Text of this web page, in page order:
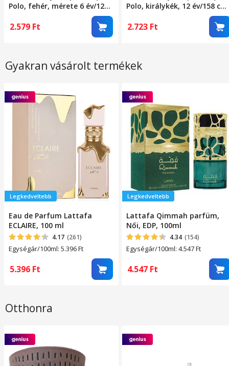
Polo, fehér, mérete 6 év/122
2.579 Ft
Polo, királykék, 12 év/158 cm
2.723 Ft
Gyakran vásárolt termékek
Legkedveltebb
Eau de Parfum Lattafa
ECLAIRE, 100 ml
4.17 (261)
Egységár/100ml: 5.396Ft
5.396 Ft
Legkedveltebb
Lattafa Qimmah parfüm,
Női, EDP, 100ml
4.34 (154)
Egységár/100ml: 4.547Ft
4.547 Ft
Otthonra